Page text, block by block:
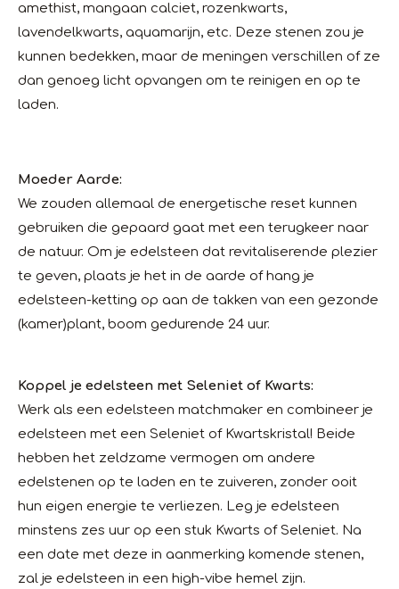
amethist, mangaan calciet, rozenkwarts,
lavendelkwarts, aquamarijn, etc. Deze stenen zou je
kunnen bedekken, maar de meningen verschillen of ze
dan genoeg licht opvangen om te reinigen en op te
laden.
Moeder Aarde:
We zouden allemaal de energetische reset kunnen
gebruiken die gepaard gaat met een terugkeer naar
de natuur. Om je edelsteen dat revitaliserende plezier
te geven, plaats je het in de aarde of hang je
edelsteen-ketting op aan de takken van een gezonde
(kamer)plant, boom gedurende 24 uur.
Koppel je edelsteen met Seleniet of Kwarts:
Werk als een edelsteen matchmaker en combineer je
edelsteen met een Seleniet of Kwartskristal! Beide
hebben het zeldzame vermogen om andere
edelstenen op te laden en te zuiveren, zonder ooit
hun eigen energie te verliezen. Leg je edelsteen
minstens zes uur op een stuk Kwarts of Seleniet. Na
een date met deze in aanmerking komende stenen,
zal je edelsteen in een high-vibe hemel zijn.